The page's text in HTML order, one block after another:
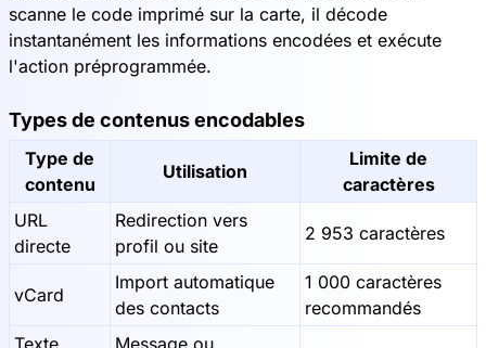
scanne le code imprimé sur la carte, il décode
instantanément les informations encodées et exécute
l'action préprogrammée.
Types de contenus encodables
Type de
contenu
Utilisation
Limite de
caractères
URL
directe
Redirection vers
profil ou site
2 953 caractères
vCard
Import automatique
des contacts
1 000 caractères
recommandés
Texte
Message ou